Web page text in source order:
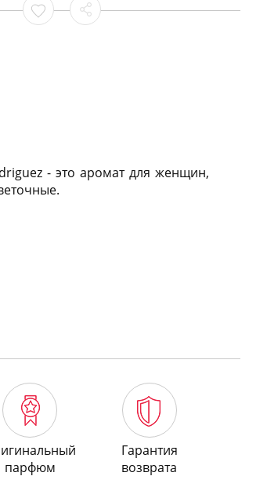
- это аромат для женщин,
парфюм
Гарантия
возврата